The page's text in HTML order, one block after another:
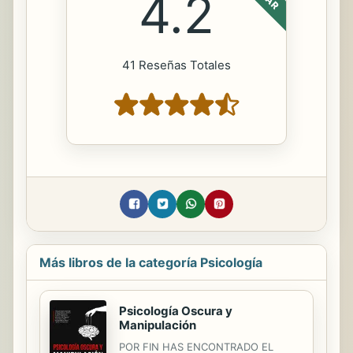
4.2
41 Reseñas Totales
Más libros de la categoría Psicología
Psicología Oscura y
Manipulación
POR FIN HAS ENCONTRADO EL